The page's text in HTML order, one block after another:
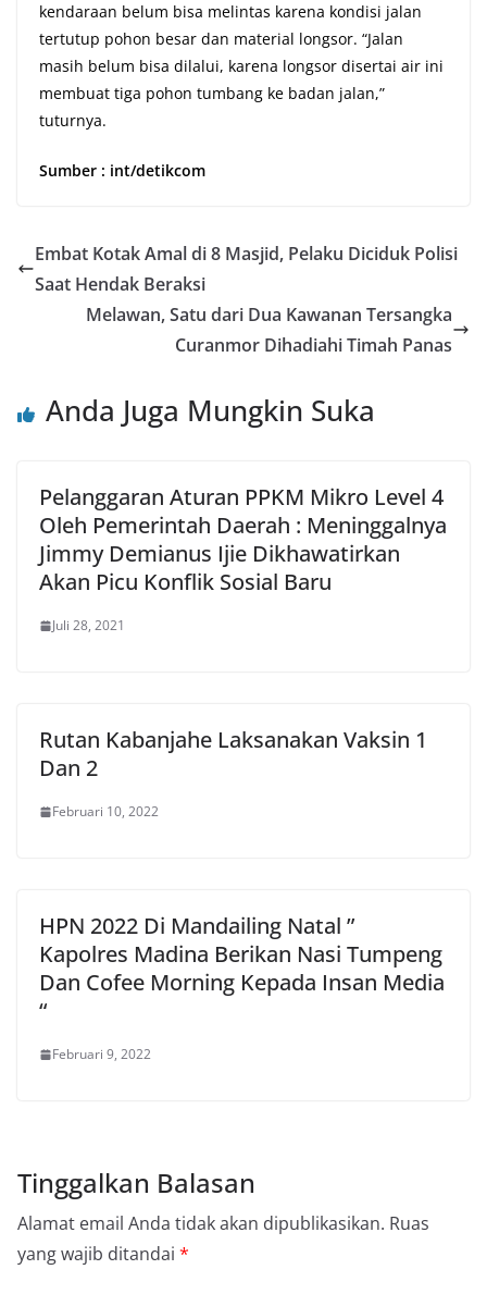
kendaraan belum bisa melintas karena kondisi jalan
tertutup pohon besar dan material longsor. “Jalan
masih belum bisa dilalui, karena longsor disertai air ini
membuat tiga pohon tumbang ke badan jalan,”
tuturnya.
Sumber : int/detikcom
Embat Kotak Amal di 8 Masjid, Pelaku Diciduk Polisi
Saat Hendak Beraksi
Melawan, Satu dari Dua Kawanan Tersangka
Curanmor Dihadiahi Timah Panas
Anda Juga Mungkin Suka
Pelanggaran Aturan PPKM Mikro Level 4
Oleh Pemerintah Daerah : Meninggalnya
Jimmy Demianus Ijie Dikhawatirkan
Akan Picu Konflik Sosial Baru
Juli 28, 2021
Rutan Kabanjahe Laksanakan Vaksin 1
Dan 2
Februari 10, 2022
HPN 2022 Di Mandailing Natal ”
Kapolres Madina Berikan Nasi Tumpeng
Dan Cofee Morning Kepada Insan Media
“
Februari 9, 2022
Tinggalkan Balasan
Alamat email Anda tidak akan dipublikasikan. Ruas
yang wajib ditandai *